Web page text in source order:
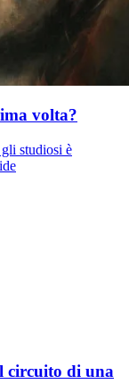
volta?
studiosi è
circuito di una